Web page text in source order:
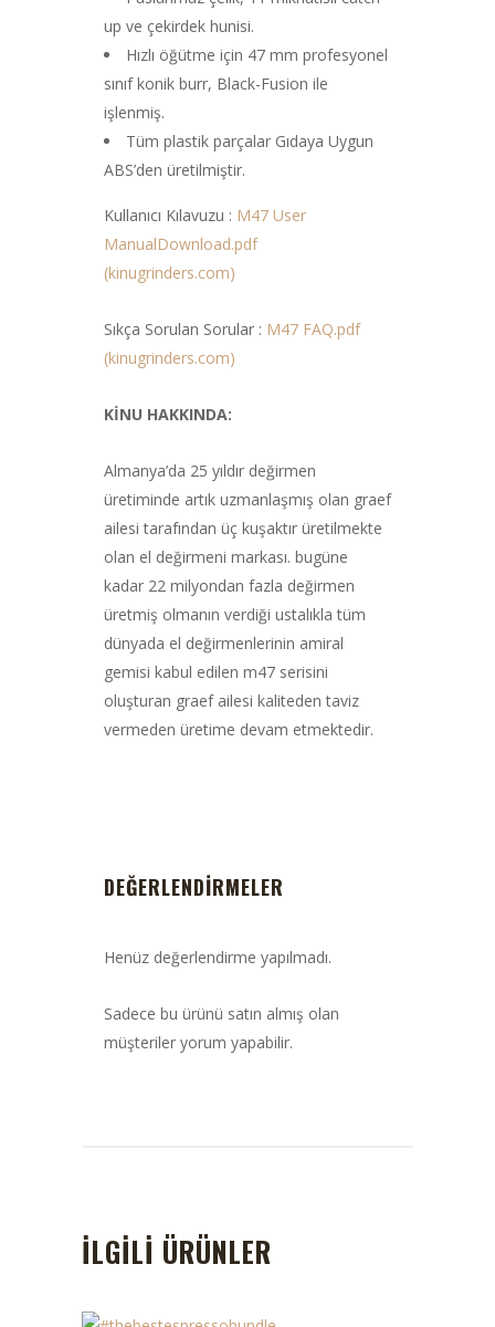
up ve çekirdek hunisi.
Hızlı öğütme için 47 mm profesyonel
sınıf konik burr, Black-Fusion ile
işlenmiş.
Tüm plastik parçalar Gıdaya Uygun
ABS’den üretilmiştir.
Kullanıcı Kılavuzu : M47 User
ManualDownload.pdf
(kinugrinders.com)
Sıkça Sorulan Sorular : M47 FAQ.pdf
(kinugrinders.com)
KİNU HAKKINDA:
Almanya’da 25 yıldır değirmen
üretiminde artık uzmanlaşmış olan graef
ailesi tarafından üç kuşaktır üretilmekte
olan el değirmeni markası. bugüne
kadar 22 milyondan fazla değirmen
üretmiş olmanın verdiği ustalıkla tüm
dünyada el değirmenlerinin amiral
gemisi kabul edilen m47 serisini
oluşturan graef ailesi kaliteden taviz
vermeden üretime devam etmektedir.
DEĞERLENDIRMELER
Henüz değerlendirme yapılmadı.
Sadece bu ürünü satın almış olan
müşteriler yorum yapabilir.
İLGILI ÜRÜNLER